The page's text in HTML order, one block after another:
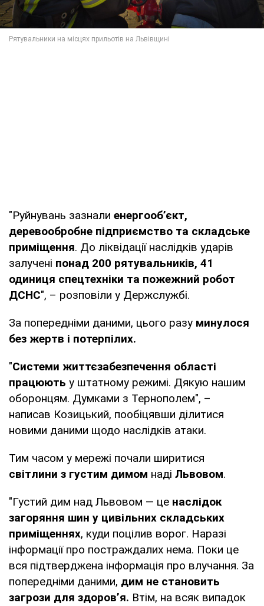
"Руйнувань зазнали енергооб’єкт,
деревообробне підприємство та складське
приміщення. До ліквідації наслідків ударів
залучені понад 200 рятувальників, 41
одиниця спецтехніки та пожежний робот
ДСНС", – розповіли у Держслужбі.
За попередніми даними, цього разу минулося
без жертв і потерпілих.
"Системи життєзабезпечення області
працюють у штатному режимі. Дякую нашим
оборонцям. Думками з Тернополем", –
написав Козицький, пообіцявши ділитися
новими даними щодо наслідків атаки.
Тим часом у мережі почали ширитися
світлини з густим димом наді Львовом.
"Густий дим над Львовом — це наслідок
загоряння шин у цивільних складських
приміщеннях, куди поцілив ворог. Наразі
інформації про постраждалих нема. Поки це
вся підтверджена інформація про влучання. За
попередніми даними, дим не становить
загрози для здоров’я. Втім, на всяк випадок